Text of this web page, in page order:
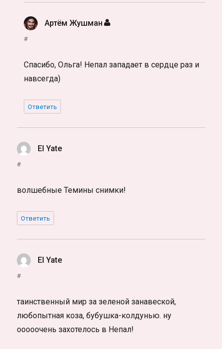
Артём Жушман :
#
Спасибо, Ольга! Непал западает в сердце раз и
навсегда)
Ответить
El Yate
#
волшебные Темины снимки!
Ответить
El Yate
#
таинственный мир за зеленой занавеской,
любопытная коза, бубушка-колдунью. ну
ооооочень захотелось в Непал!